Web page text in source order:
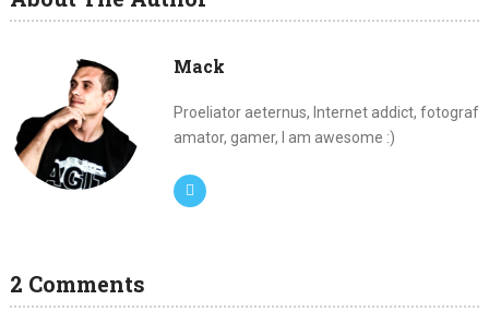
Mack
Proeliator aeternus, Internet addict, fotograf
amator, gamer, I am awesome :)
2 Comments